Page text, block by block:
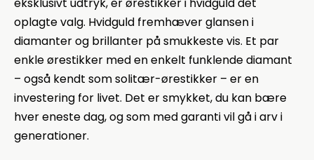
eksklusivt udtryk, er ørestikker i hvidguld det
oplagte valg. Hvidguld fremhæver glansen i
diamanter og brillanter på smukkeste vis. Et par
enkle ørestikker med en enkelt funklende diamant
– også kendt som solitær-ørestikker – er en
investering for livet. Det er smykket, du kan bære
hver eneste dag, og som med garanti vil gå i arv i
generationer.